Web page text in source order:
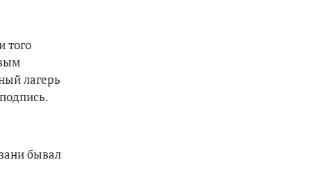
того
лагерь
бывал